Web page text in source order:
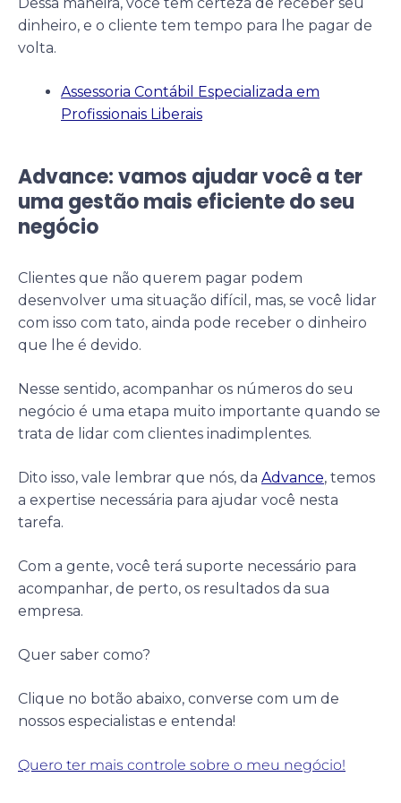
dinheiro, e o cliente tem tempo para lhe pagar de
volta.
Assessoria Contábil Especializada em
Profissionais Liberais
Advance: vamos ajudar você a ter
uma gestão mais eficiente do seu
negócio
Clientes que não querem pagar podem
desenvolver uma situação difícil, mas, se você lidar
com isso com tato, ainda pode receber o dinheiro
que lhe é devido.
Nesse sentido, acompanhar os números do seu
negócio é uma etapa muito importante quando se
trata de lidar com clientes inadimplentes.
Dito isso, vale lembrar que nós, da Advance, temos
a expertise necessária para ajudar você nesta
tarefa.
Com a gente, você terá suporte necessário para
acompanhar, de perto, os resultados da sua
empresa.
Quer saber como?
Clique no botão abaixo, converse com um de
nossos especialistas e entenda!
Quero ter mais controle sobre o meu negócio!